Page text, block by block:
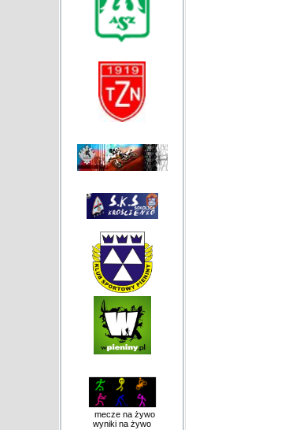
mecze na żywo
wyniki na żywo